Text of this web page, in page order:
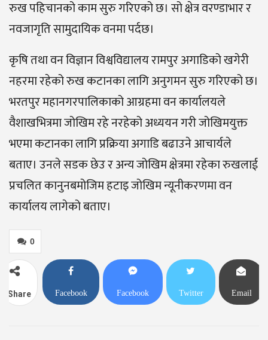
रुख पहिचानको काम सुरु गरिएको छ। सो क्षेत्र वरण्डाभार र
नवजागृति सामुदायिक वनमा पर्दछ।
कृषि तथा वन विज्ञान विश्वविद्यालय रामपुर अगाडिको खगेरी
नहरमा रहेको रुख कटानका लागि अनुगमन सुरु गरिएको छ।
भरतपुर महानगरपालिकाको आग्रहमा वन कार्यालयले
वैशाखभित्रमा जोखिम रहे नरहेको अध्ययन गरी जोखिमयुक्त
भएमा कटानका लागि प्रक्रिया अगाडि बढाउने आचार्यले
बताए। उनले सडक छेउ र अन्य जोखिम क्षेत्रमा रहेका रुखलाई
प्रचलित कानुनबमोजिम हटाइ जोखिम न्यूनीकरणमा वन
कार्यालय लागेको बताए।
0
Share Facebook Facebook Twitter Email